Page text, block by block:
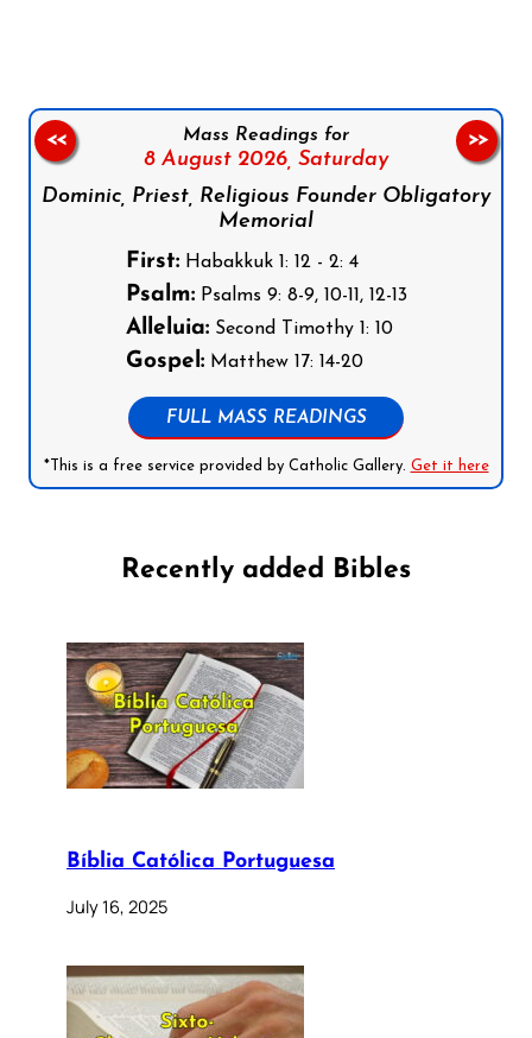
Mass Readings for
8 August 2026, Saturday
Dominic, Priest, Religious Founder Obligatory
Memorial
First:Habakkuk 1: 12 - 2: 4
Psalm:Psalms 9: 8-9, 10-11, 12-13
Alleluia:Second Timothy 1: 10
Gospel:Matthew 17: 14-20
FULL MASS READINGS
*This is a free service provided by Catholic Gallery. Get it here
<< >>
Recently added Bibles
Bíblia Católica Portuguesa
July 16, 2025